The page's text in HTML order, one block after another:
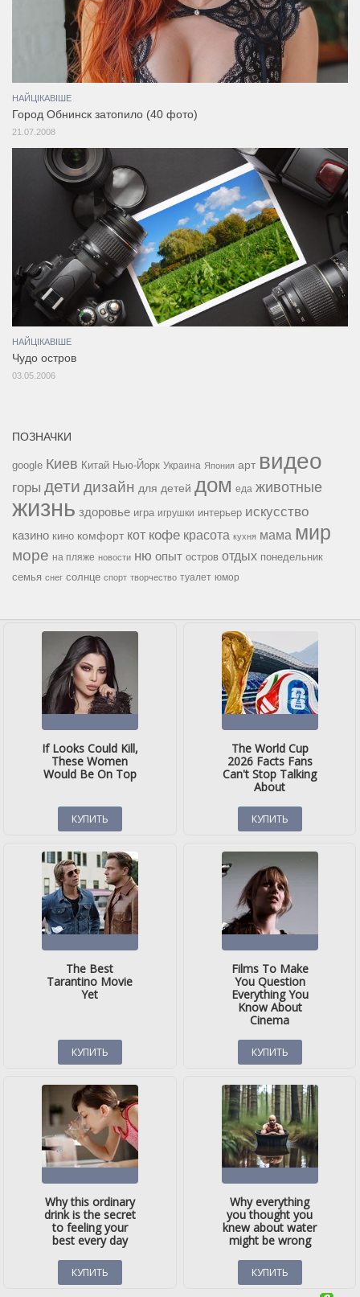
НАЙЦІКАВІШЕ
Город Обнинск затопило (40 фото)
21.07.2008
НАЙЦІКАВІШЕ
Чудо остров
03.05.2006
ПОЗНАЧКИ
google Киев Китай Нью-Йорк Украина Япония арт видео
горы дети дизайн для детей дом еда животные
жизнь здоровье игра игрушки интерьер искусство
казино кино комфорт кот кофе красота кухня мама мир
море на пляже новости ню опыт остров отдых понедельник
семья снег солнце спорт творчество туалет юмор